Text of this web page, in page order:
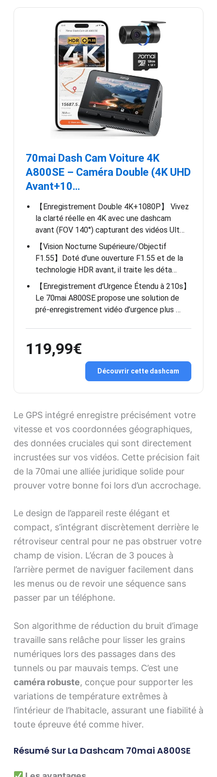
70mai Dash Cam Voiture 4K
A800SE – Caméra Double (4K UHD
Avant+10…
【Enregistrement Double 4K+1080P】 Vivez
la clarté réelle en 4K avec une dashcam
avant (FOV 140°) capturant des vidéos Ult…
【Vision Nocturne Supérieure/Objectif
F1.55】Doté d’une ouverture F1.55 et de la
technologie HDR avant, il traite les déta…
【Enregistrement d’Urgence Étendu à 210s】
Le 70mai A800SE propose une solution de
pré-enregistrement vidéo d’urgence plus …
119,99€
Découvrir cette dashcam
Le GPS intégré enregistre précisément votre
vitesse et vos coordonnées géographiques,
des données cruciales qui sont directement
incrustées sur vos vidéos. Cette précision fait
de la 70mai une alliée juridique solide pour
prouver votre bonne foi lors d’un accrochage.
Le design de l’appareil reste élégant et
compact, s’intégrant discrètement derrière le
rétroviseur central pour ne pas obstruer votre
champ de vision. L’écran de 3 pouces à
l’arrière permet de naviguer facilement dans
les menus ou de revoir une séquence sans
passer par un téléphone.
Son algorithme de réduction du bruit d’image
travaille sans relâche pour lisser les grains
numériques lors des passages dans des
tunnels ou par mauvais temps. C’est une
caméra robuste, conçue pour supporter les
variations de température extrêmes à
l’intérieur de l’habitacle, assurant une fiabilité à
toute épreuve été comme hiver.
Résumé Sur La Dashcam 70mai A800SE